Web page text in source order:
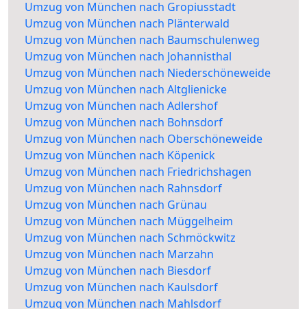
Umzug von München nach Gropiusstadt
Umzug von München nach Plänterwald
Umzug von München nach Baumschulenweg
Umzug von München nach Johannisthal
Umzug von München nach Niederschöneweide
Umzug von München nach Altglienicke
Umzug von München nach Adlershof
Umzug von München nach Bohnsdorf
Umzug von München nach Oberschöneweide
Umzug von München nach Köpenick
Umzug von München nach Friedrichshagen
Umzug von München nach Rahnsdorf
Umzug von München nach Grünau
Umzug von München nach Müggelheim
Umzug von München nach Schmöckwitz
Umzug von München nach Marzahn
Umzug von München nach Biesdorf
Umzug von München nach Kaulsdorf
Umzug von München nach Mahlsdorf